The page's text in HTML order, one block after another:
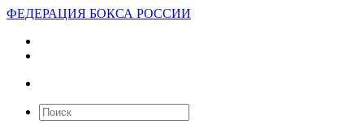
ФЕДЕРАЦИЯ БОКСА РОССИИ